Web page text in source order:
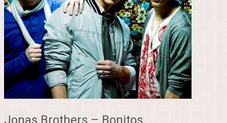
Jonas Brothers – Bonitos